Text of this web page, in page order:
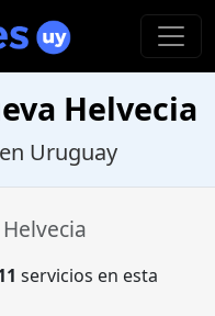
Helvecia
Uruguay
servicios en esta